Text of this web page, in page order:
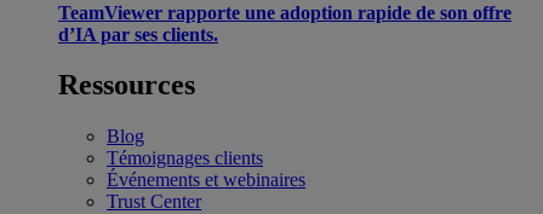
TeamViewer rapporte une adoption rapide de son offre
d’IA par ses clients.
Ressources
Blog
Témoignages clients
Événements et webinaires
Trust Center